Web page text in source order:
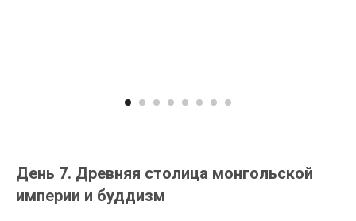
День 7. Древняя столица монгольской
империи и буддизм